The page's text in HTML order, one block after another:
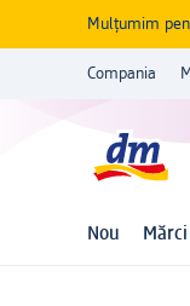
Mulțumim
Compania
Nou Mărci